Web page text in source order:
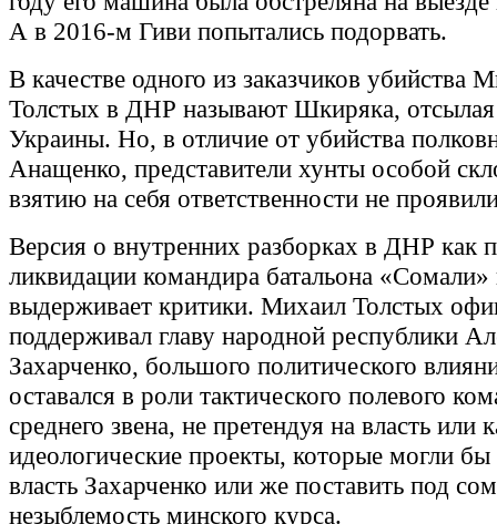
А в 2016-м Гиви попытались подорвать.
В качестве одного из заказчиков убийства
Толстых в ДНР называют Шкиряка,
Украины. Но, в отличие от убийства
Анащенко, представители хунты особой
взятию на себя ответственности не
Версия о внутренних разборках в ДНР как
ликвидации командира батальона «Сомали»
выдерживает критики. Михаил Толстых
поддерживал главу народной республики
Захарченко, большого политического
оставался в роли тактического полевого
среднего звена, не претендуя на власть или
идеологические проекты, которые могли бы
власть Захарченко или же поставить под
незыблемость минского курса.